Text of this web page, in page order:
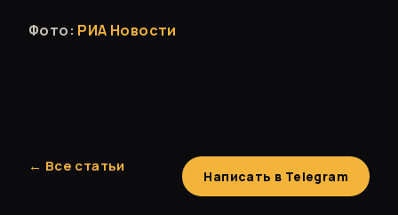
Фото: РИА Новости
← Все статьи
Написать в Telegram